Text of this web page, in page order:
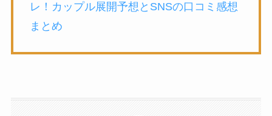
レ！カップル展開予想とSNSの口コミ感想
まとめ